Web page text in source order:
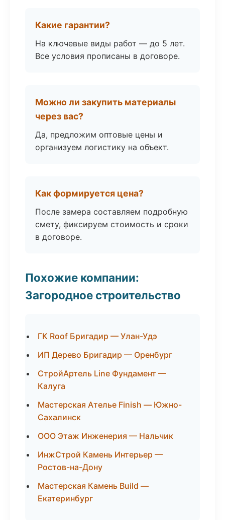
Какие гарантии?
На ключевые виды работ — до 5 лет.
Все условия прописаны в договоре.
Можно ли закупить материалы
через вас?
Да, предложим оптовые цены и
организуем логистику на объект.
Как формируется цена?
После замера составляем подробную
смету, фиксируем стоимость и сроки
в договоре.
Похожие компании:
Загородное строительство
ГК Roof Бригадир — Улан-Удэ
ИП Дерево Бригадир — Оренбург
СтройАртель Line Фундамент —
Калуга
Мастерская Ателье Finish — Южно-
Сахалинск
ООО Этаж Инженерия — Нальчик
ИнжСтрой Камень Интерьер —
Ростов-на-Дону
Мастерская Камень Build —
Екатеринбург